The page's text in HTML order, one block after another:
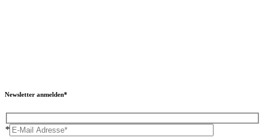
Newsletter anmelden*
*